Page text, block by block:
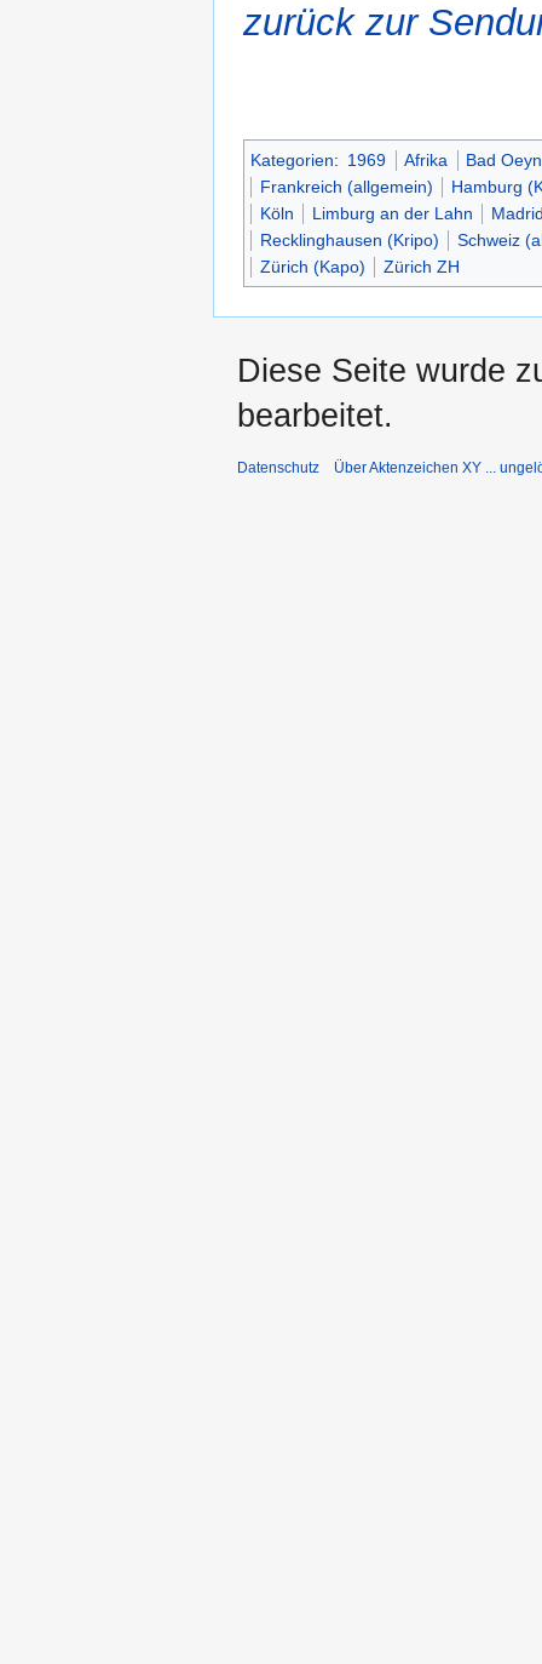
zurück zur
Kategorien: 1969 Afrika
Bad
Frankreich (allgemein)
Hamburg
Köln
Limburg an der Lahn
Recklinghausen (Kripo)
Schweiz
Zürich (Kapo)
Zürich ZH
Diese Seite wurde
bearbeitet.
Datenschutz Über Aktenzeichen XY ...